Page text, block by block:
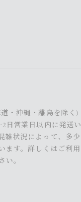
・沖縄・離島を除く)
日営業日以内に発送い
雑状況によって、多少
ます。詳しくは ご利用
い。